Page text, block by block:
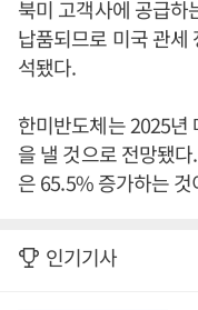
북미 고객사에 공급하
납품되므로 미국 관세
석됐다.
한미반도체는 2025년
을 낼 것으로 전망됐
은 65.5% 증가하는
인기기사